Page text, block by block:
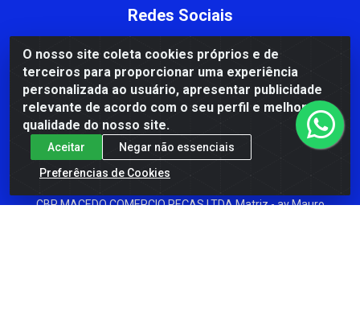
O nosso site coleta cookies próprios e de
terceiros para proporcionar uma experiência
personalizada ao usuário, apresentar publicidade
relevante de acordo com o seu perfil e melhorar a
qualidade do nosso site.
Aceitar
Negar não essenciais
Preferências de Cookies
Redes Sociais
Instagram
Facebook
Formas de Pagamento
CBP MACEDO COMERCIO PEÇAS LTDA Matriz - av Mauro